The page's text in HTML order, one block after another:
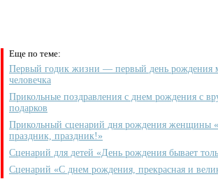
Еще по теме:
Первый годик жизни — первый день рождения
человечка
Прикольные поздравления с днем рождения с
подарков
Прикольный сценарий дня рождения женщины
праздник, праздник!»
Сценарий для детей «День рождения бывает
Сценарий «С днем рождения, прекрасная и